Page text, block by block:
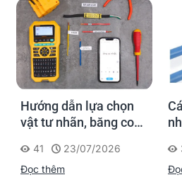
Hướng dẫn lựa chọn
vật tư nhãn, băng co
Supvan G15M Pro
41
23/07/2026
Đọc thêm